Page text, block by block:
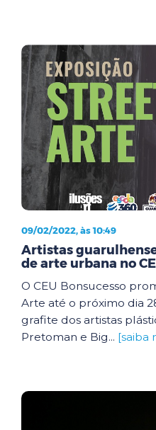
09/02/2022, às 10:49
Artistas
de arte urbana no
O CEU Bonsucesso
Arte até o próximo dia
grafite dos artistas
Pretoman e Big... [saiba